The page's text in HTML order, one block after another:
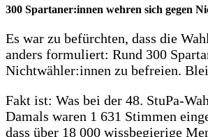
300 Spartaner:innen wehren sich gegen
Es war zu befürchten, dass die
anders formuliert: Rund 300
Nichtwähler:innen zu befreien.
Fakt ist: Was bei der 48. StuPa-
Damals waren 1 631 Stimmen
dass über 18 000 wissbegierige